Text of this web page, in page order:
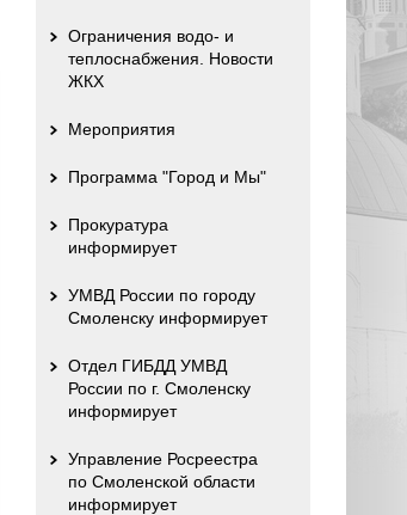
Ограничения водо- и
теплоснабжения. Новости
ЖКХ
Мероприятия
Программа "Город и Мы"
Прокуратура
информирует
УМВД России по городу
Смоленску информирует
Отдел ГИБДД УМВД
России по г. Смоленску
информирует
Управление Росреестра
по Смоленской области
информирует